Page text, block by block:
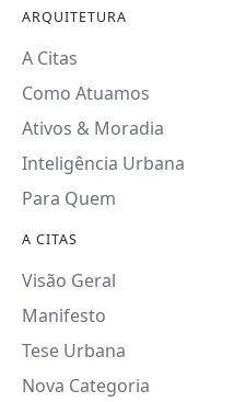
ARQUITETURA
A Citas
Como Atuamos
Ativos & Moradia
Inteligência Urbana
Para Quem
A CITAS
Visão Geral
Manifesto
Tese Urbana
Nova Categoria